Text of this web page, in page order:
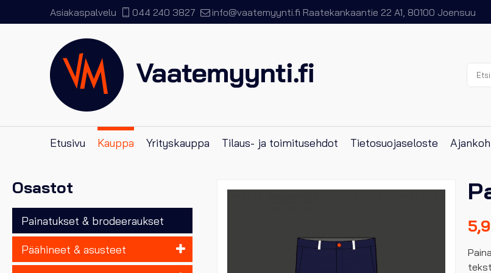
Asiakaspalvelu 044 240 3827 info@vaatemyynti.fi Raatekankaantie 22 A1, 80100 Joensuu
Etsi:
Etusivu Kauppa Yrityskauppa Tilaus- ja toimitusehdot Tietosuojaseloste
Osastot
Painatukset & brodeeraukset
Päähineet & asusteet